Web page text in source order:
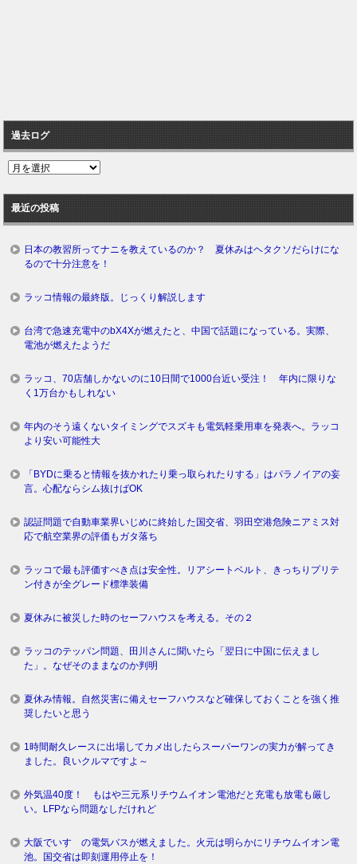
過去ログ
過
ロ
グ
最近の投稿
日本の教習所ってナニを教えているのか？ 夏休みはヘタクソだらけにな
るので十分注意を！
ラッコ情報の最終版。じっくり解説します
台湾で急速充電中のbX4Xが燃えたと、中国で話題になっている。実際、
電池が燃えたようだ
ラッコ、70店舗しかないのに10日間で1000台近い受注！ 年内に限りな
く1万台かもしれない
年内のそう遠くないタイミングでスズキも電気軽乗用車を発表へ。ラッコ
より安い可能性大
「BYDに乗ると情報を抜かれたり乗っ取られたりする」はパラノイアの妄
言。心配ならシム抜けばOK
認証問題で自動車業界いじめに終始した国交省、羽田空港危険ニアミス対
応で航空業界の評価もガタ落ち
ラッコで最も評価すべき点は安全性。リアシートベルト、きっちりプリテ
ン付きが全グレード標準装備
夏休みに被災した時のセーフハウスを考える。その２
ラッコのテッパン問題、田川さんに聞いたら「翌日に中国に伝えまし
た」。なぜそのままなのか判明
夏休み情報。自然災害に備えセーフハウスなど確保しておくことを強く推
奨したいと思う
1時間耐久レースに出場してカメ出したらスーパーワンの実力が解ってき
ました。良いクルマですよ～
外気温40度！ もはや三元系リチウムイオン電池だと充電も放電も厳し
い。LFPなら問題なしだけれど
大阪でいすゞの電気バスが燃えました。火元は明らかにリチウムイオン電
池。国交省は即刻運用停止を！